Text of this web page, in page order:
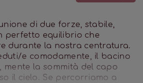
di due forze, stabile,
perfetto equilibrio che
durante la nostra centratura.
e comodamente, il bacino
mente la sommità del capo
il cielo. Se percorriamo a